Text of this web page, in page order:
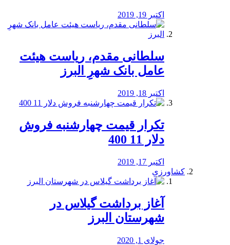
اکتبر 19, 2019
سلطانی مقدم، ریاست هیئت
عامل بانک شهرِ البرز
اکتبر 18, 2019
تکرار قیمت چهارشنبه فروش
دلار 11 400
اکتبر 17, 2019
کشاورزی
آغاز برداشت گیلاس در
شهرستان البرز
جولای 1, 2020